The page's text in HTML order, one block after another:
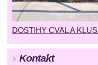
DOSTIHY CVAL A
Kontakt